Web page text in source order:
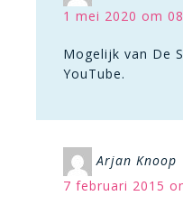
1 mei 2020 om
Mogelijk van De
YouTube.
Arjan Knoop
7 februari 2015